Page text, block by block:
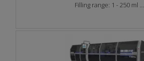
Filling range: 1 - 250 ml ...